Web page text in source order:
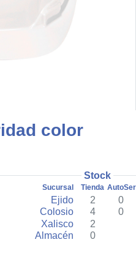
color
Stock
Sucursal Tienda
Ejido 2
0
Colosio
4
0
Xalisco
2
Almacén
0